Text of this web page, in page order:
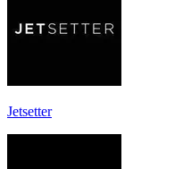
Jetsetter